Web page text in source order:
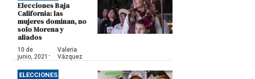
Elecciones Baja
California: las
mujeres dominan, no
solo Morena y
aliados
10 de
junio, 2021 ·
Valeria
Vázquez
ELECCIONES